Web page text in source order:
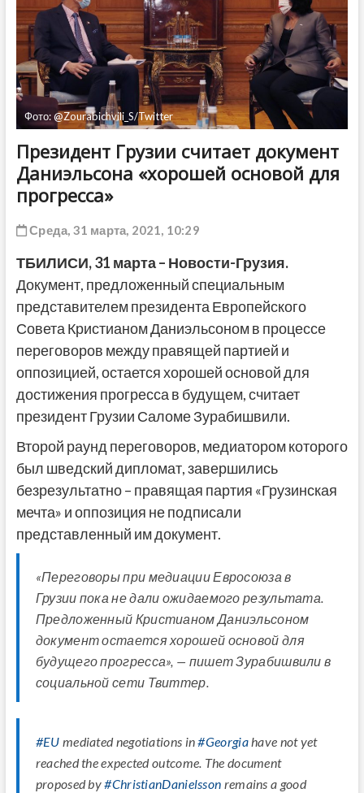
Фото: @Zourabichvili_S/Twitter
Президент Грузии считает документ
Даниэльсона «хорошей основой для
прогресса»
Среда, 31 марта, 2021, 10:29
ТБИЛИСИ,31 марта– Новости-Грузия.
Документ, предложенный специальным
представителем президента Европейского
Совета Кристианом Даниэльсоном в процессе
переговоров между правящей партией и
оппозицией, остается хорошей основой для
достижения прогресса в будущем, считает
президент Грузии Саломе Зурабишвили.
Второй раунд переговоров, медиатором которого
был шведский дипломат, завершились
безрезультатно – правящая партия «Грузинская
мечта» и оппозиция не подписали
представленный им документ.
«Переговоры при медиации Евросоюза в
Грузии пока не дали ожидаемого результата.
Предложенный Кристианом Даниэльсоном
документ остается хорошей основой для
будущего прогресса», — пишет Зурабишвили в
социальной сети Твиттер.
#EU mediated negotiations in#Georgiahave not yet
reached the expected outcome. The document
proposed by#ChristianDanielsson remains a good